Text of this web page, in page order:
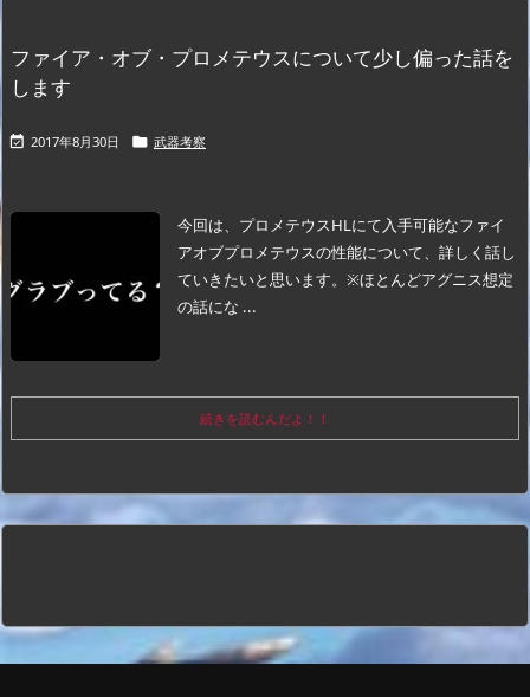
ファイア・オブ・プロメテウスについて少し偏った話を
します
 2017年8月30日  武器考察
今回は、プロメテウスHLにて入手可能なファイ
アオブプロメテウスの性能について、詳しく話し
ていきたいと思います。 ※ほとんどアグニス想定
の話にな ...
続きを読むんだよ！！